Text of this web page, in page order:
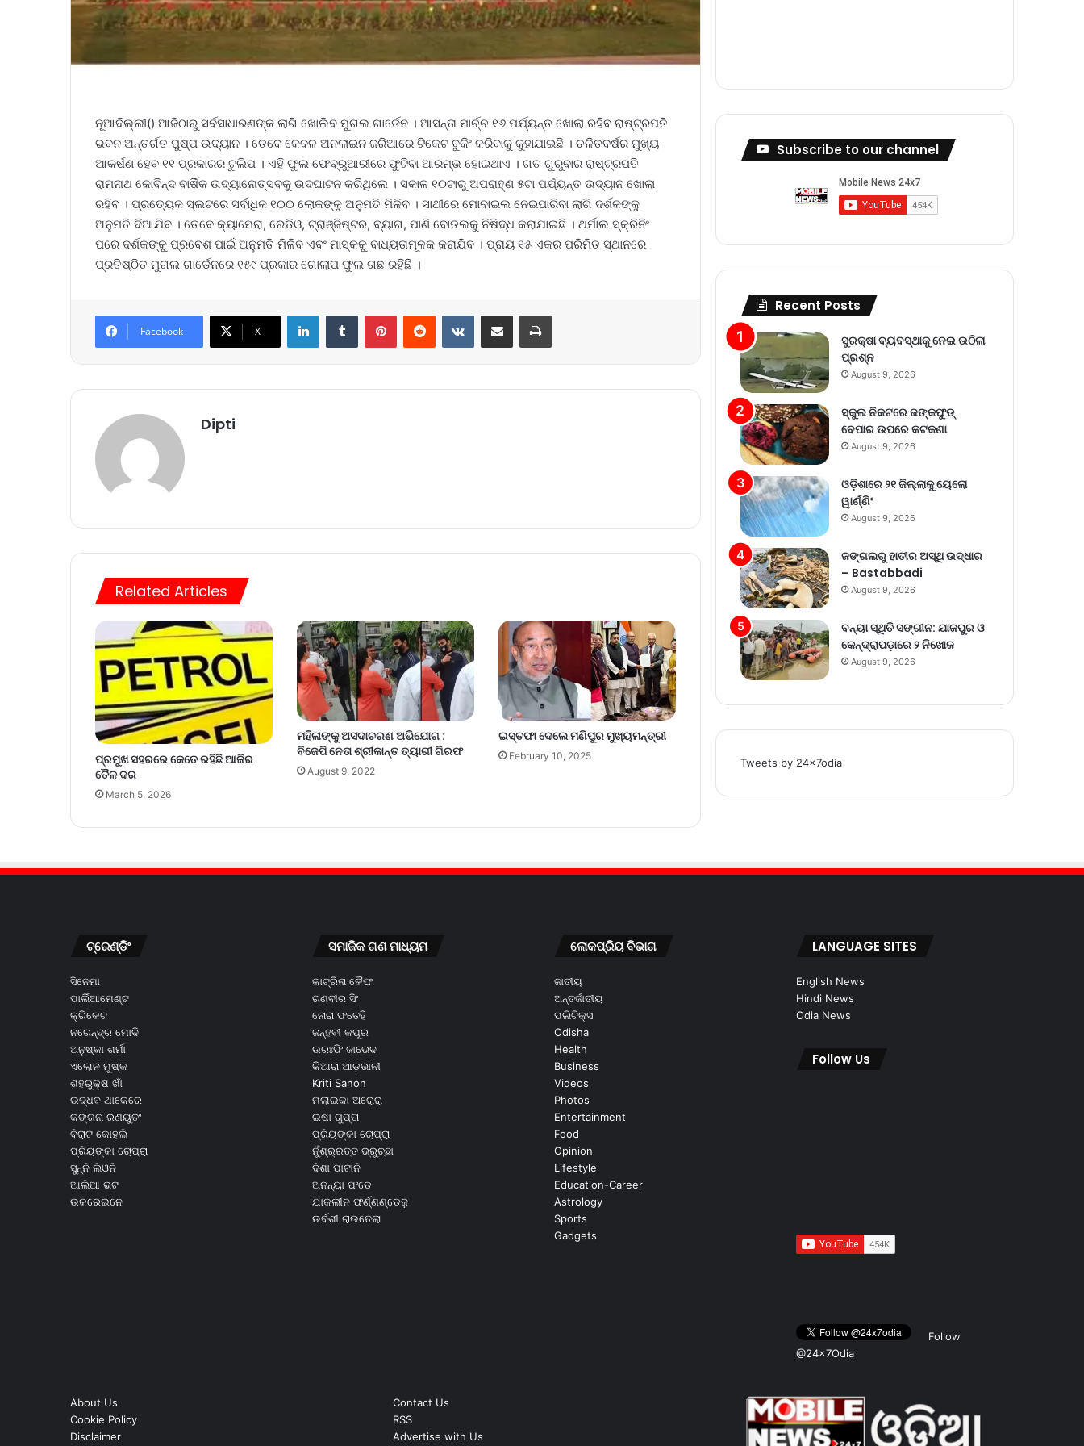
ନୂଆଦିଲ୍ଲୀ() ଆଜିଠାରୁ ସର୍ବସାଧାରଣଙ୍କ ଲାଗି ଖୋଲିବ ମୁଗଲ ଗାର୍ଡେନ । ଆସନ୍ତା ମାର୍ଚ୍ଚ ୧୬ ପର୍ଯ୍ୟନ୍ତ ଖୋଲା ରହିବ ରାଷ୍ଟ୍ରପତି
ଭବନ ଅନ୍ତର୍ଗତ ପୁଷ୍ପ ଉଦ୍ୟାନ । ତେବେ କେବଳ ଅନଲାଇନ ଜରିଆରେ ଟିକେଟ ବୁକିଂ କରିବାକୁ କୁହାଯାଇଛି । ଚଳିତବର୍ଷର ମୁଖ୍ୟ
ଆକର୍ଷଣ ହେବ ୧୧ ପ୍ରକାରର ଟୁଲିପ । ଏହି ଫୁଲ ଫେବ୍ରୁଆରୀରେ ଫୁଟିବା ଆରମ୍ଭ ହୋଇଥାଏ । ଗତ ଗୁରୁବାର ରାଷ୍ଟ୍ରପତି
ରାମନାଥ କୋବିନ୍ଦ ବାର୍ଷିକ ଉଦ୍ୟାନୋତ୍ସବକୁ ଉଦଘାଟନ କରିଥିଲେ । ସକାଳ ୧୦ଟାରୁ ଅପରାହ୍ଣ ୫ଟା ପର୍ଯ୍ୟନ୍ତ ଉଦ୍ୟାନ ଖୋଲା
ରହିବ । ପ୍ରତ୍ୟେକ ସ୍ଲଟରେ ସର୍ବାଧିକ ୧୦୦ ଲୋକଙ୍କୁ ଅନୁମତି ମିଳିବ । ସାଥୀରେ ମୋବାଇଲ ନେଇପାରିବା ଲାଗି ଦର୍ଶକଙ୍କୁ
ଅନୁମତି ଦିଆଯିବ । ତେବେ କ୍ୟାମେରା, ରେଡିଓ, ଟ୍ରାଞ୍ଜିଷ୍ଟର, ବ୍ୟାଗ, ପାଣି ବୋତଲକୁ ନିଷିଦ୍ଧ କରାଯାଇଛି । ଥର୍ମାଲ ସ୍କ୍ରିନିଂ
ପରେ ଦର୍ଶକଙ୍କୁ ପ୍ରବେଶ ପାଇଁ ଅନୁମତି ମିଳିବ ଏବଂ ମାସ୍କକୁ ବାଧ୍ୟତାମୂଳକ କରାଯିବ । ପ୍ରାୟ ୧୫ ଏକର ପରିମିତ ସ୍ଥାନରେ
ପ୍ରତିଷ୍ଠିତ ମୁଗଲ ଗାର୍ଡେନରେ ୧୫୯ ପ୍ରକାର ଗୋଲାପ ଫୁଲ ଗଛ ରହିଛି ।
Facebook X
Dipti
Related Articles
ପ୍ରମୁଖ ସହରରେ କେତେ ରହିଛି ଆଜିର
ତୈଳ ଦର
March 5, 2026
ମହିଳାଙ୍କୁ ଅସଦାଚରଣ ଅଭିଯୋଗ :
ବିଜେପି ନେତା ଶ୍ରୀକାନ୍ତ ତ୍ୟାଗୀ ଗିରଫ
August 9, 2022
ଇସ୍ତଫା ଦେଲେ ମଣିପୁର ମୁଖ୍ୟମନ୍ତ୍ରୀ
February 10, 2025
Subscribe to our channel
Recent Posts
ସୁରକ୍ଷା ବ୍ୟବସ୍ଥାକୁ ନେଇ ଉଠିଲା
ପ୍ରଶ୍ନ
August 9, 2026
ସ୍କୁଲ ନିକଟରେ ଜଙ୍କଫୁଡ୍
ବେପାର ଉପରେ କଟକଣା
August 9, 2026
ଓଡ଼ିଶାରେ ୨୧ ଜିଲ୍ଲାକୁ ୟେଲୋ
ୱାର୍ଣ୍ଣିଂ
August 9, 2026
ଜଙ୍ଗଲରୁ ହାତୀର ଅସ୍ଥି ଉଦ୍ଧାର
– Bastabbadi
August 9, 2026
ବନ୍ୟା ସ୍ଥିତି ସଙ୍ଗୀନ: ଯାଜପୁର ଓ
କେନ୍ଦ୍ରାପଡ଼ାରେ ୨ ନିଖୋଜ
August 9, 2026
Tweets by 24x7odia
ଟ୍ରେଣ୍ଡିଂ
ସିନେମା
ପାର୍ଲିଆମେଣ୍ଟ
କ୍ରିକେଟ
ନରେନ୍ଦ୍ର ମୋଦି
ଅନୁଷ୍କା ଶର୍ମା
ଏଲୋନ ମୁଷ୍କ
ଶହରୁକ୍ଷ ଖାଁ
ଉଦ୍ଧବ ଥାକେରେ
କଙ୍ଗନା ରଣୟୁତଂ
ବିରାଟ କୋହଲି
ପ୍ରିୟଙ୍କା ଚୋପ୍ରା
ସୁନ୍ନି ଲିଓନି
ଆଲିଆ ଭଟ
ଉକରେଇନେ
ସମାଜିକ ଗଣ ମାଧ୍ୟମ
କାଟ୍ରିନା କୈଫ
ରଣବୀର ସିଂ
ନୋରା ଫତେହି
ଜନ୍ହବୀ କପୂର
ଉରଃଫି ଜାଭେଦ
କିଆରା ଆଡ଼ଭାନୀ
Kriti Sanon
ମଲାଇକା ଅରୋରା
ଇଷା ଗୁପ୍ତା
ପ୍ରିୟଙ୍କା ଚୋପ୍ରା
ନୁଁଶ୍ର୍ରତ୍ତ ଭ୍ରୁଚ୍ଛା
ଦିଶା ପାଟାନି
ଅନନ୍ୟା ପଂଡେ
ଯାକଲୀନ ଫର୍ଣ୍ଣଣ୍ଡେଜ଼
ଉର୍ବଶୀ ରାଉତେଲା
ଲୋକପ୍ରିୟ ବିଭାଗ
ଜାତୀୟ
ଅନ୍ତର୍ଜାତୀୟ
ପଲିଟିକ୍ସ
Odisha
Health
Business
Videos
Photos
Entertainment
Food
Opinion
Lifestyle
Education-Career
Astrology
Sports
Gadgets
LANGUAGE SITES
English News
Hindi News
Odia News
Follow Us
Follow
@24x7Odia
About Us
Cookie Policy
Disclaimer
Contact Us
RSS
Advertise with Us